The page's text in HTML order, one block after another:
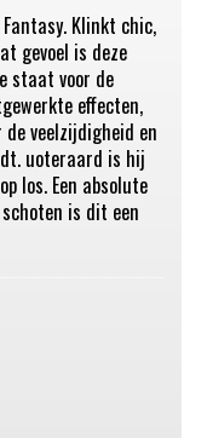
Klinkt chic,
gevoel is deze
staat voor de
effecten,
veelzijdigheid en
uoteraard is hij
los. Een absolute
is dit een